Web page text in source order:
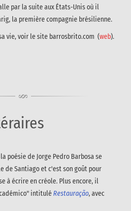
par la suite aux États-Unis où il
la première compagnie brésilienne.
vie, voir le site barrosbrito.com (web).
poésie de Jorge Pedro Barbosa se
Santiago et c'est son goût pour
à écrire en créole. Plus encore, il
intituléRestauração, avec